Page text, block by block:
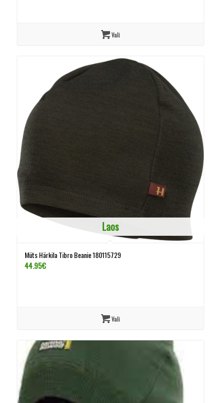
Vali
Laos
Müts Härkila Tibro Beanie 180115729
44.95€
Vali